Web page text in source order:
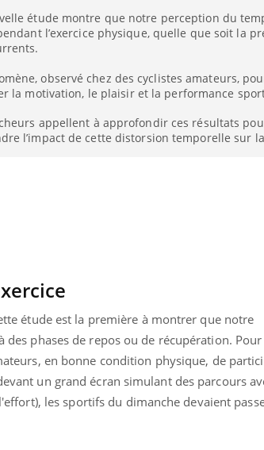
étude montre que notre perception du
l’exercice physique, quelle que soit la
observé chez des cyclistes amateurs,
la motivation, le plaisir et la performance
appellent à approfondir ces résultats
l’impact de cette distorsion temporelle sur
étude est la première à montrer que notre
phases de repos ou de récupération.
en bonne condition physique, de
un grand écran simulant des parcours
les sportifs du dimanche devaient